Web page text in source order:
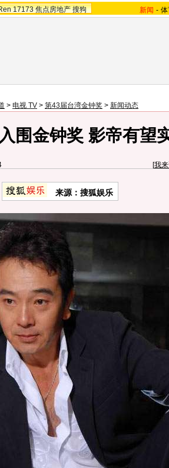
17173 焦点房地产 搜狗 新闻 -
> 电视 TV > 第43届台湾金钟奖 > 新闻动态
围金钟奖 影帝有望
[我
来源：搜狐娱乐